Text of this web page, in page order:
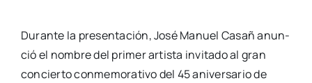
Duran­te la pre­sen­ta­ción, José Manuel Casañ anun­
ció el nom­bre del pri­mer artis­ta invi­ta­do al gran
con­cier­to con­me­mo­ra­ti­vo del 45 ani­ver­sa­rio de